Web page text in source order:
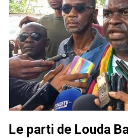
Le parti de Louda